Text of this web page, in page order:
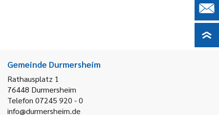
Gemeinde Durmersheim
Rathausplatz 1
76448 Durmersheim
Telefon 07245 920 - 0
info@durmersheim.de